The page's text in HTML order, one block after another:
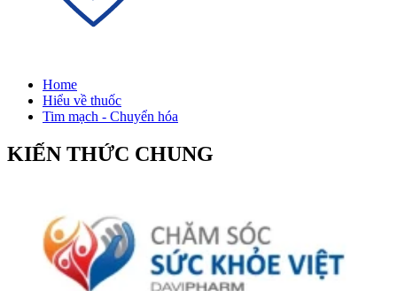
Home
Hiểu về thuốc
Tim mạch - Chuyển hóa
KIẾN THỨC CHUNG